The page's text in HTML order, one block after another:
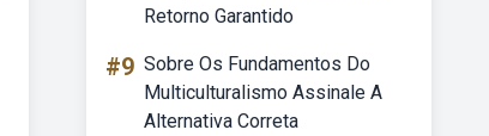
Retorno Garantido
#9 Sobre Os Fundamentos Do
Multiculturalismo Assinale A
Alternativa Correta